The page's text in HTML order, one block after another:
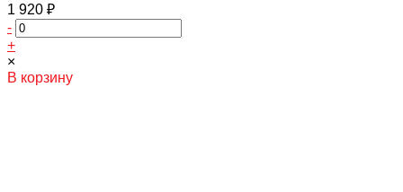
1 920 ₽
-
+
×
В корзину